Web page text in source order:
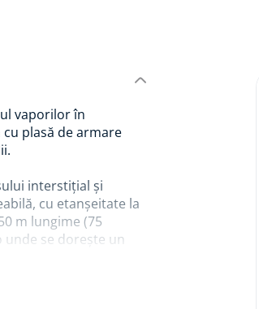
vaporilor în
plasă de armare
interstițial și
cu etanșeitate la
m lungime (75
se dorește un